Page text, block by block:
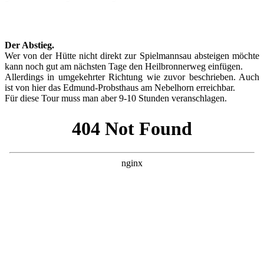
Der Abstieg.
Wer von der Hütte nicht direkt zur Spielmannsau absteigen möchte
kann noch gut am nächsten Tage den Heilbronnerweg einfügen.
Allerdings in umgekehrter Richtung wie zuvor beschrieben. Auch
ist von hier das Edmund-Probsthaus am Nebelhorn erreichbar.
Für diese Tour muss man aber 9-10 Stunden veranschlagen.